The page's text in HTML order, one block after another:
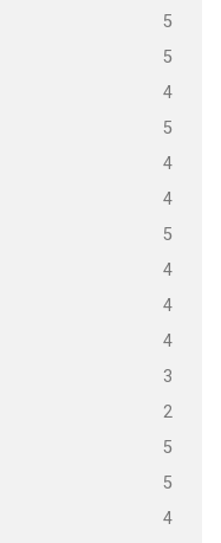
5
5
4
5
4
4
5
4
4
4
3
2
5
5
4